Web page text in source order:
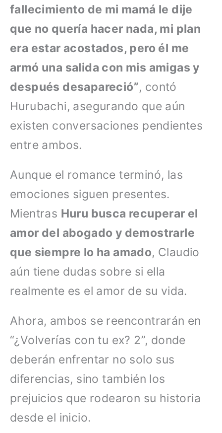
fallecimiento de mi mamá le dije
que no quería hacer nada, mi plan
era estar acostados, pero él me
armó una salida con mis amigas y
después desapareció”, contó
Hurubachi, asegurando que aún
existen conversaciones pendientes
entre ambos.
Aunque el romance terminó, las
emociones siguen presentes.
Mientras Huru busca recuperar el
amor del abogado y demostrarle
que siempre lo ha amado, Claudio
aún tiene dudas sobre si ella
realmente es el amor de su vida.
Ahora, ambos se reencontrarán en
“¿Volverías con tu ex? 2”, donde
deberán enfrentar no solo sus
diferencias, sino también los
prejuicios que rodearon su historia
desde el inicio.